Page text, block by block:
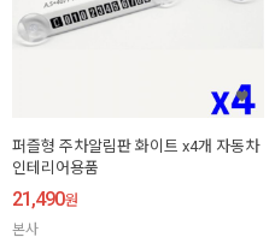
퍼즐형 주차알림판 화이트 x4개 자동차
인테리어용품
21,490원
본사